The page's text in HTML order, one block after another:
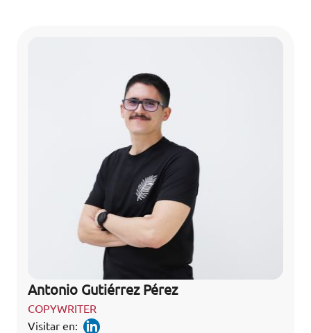
Antonio Gutiérrez Pérez
COPYWRITER
Visitar en: